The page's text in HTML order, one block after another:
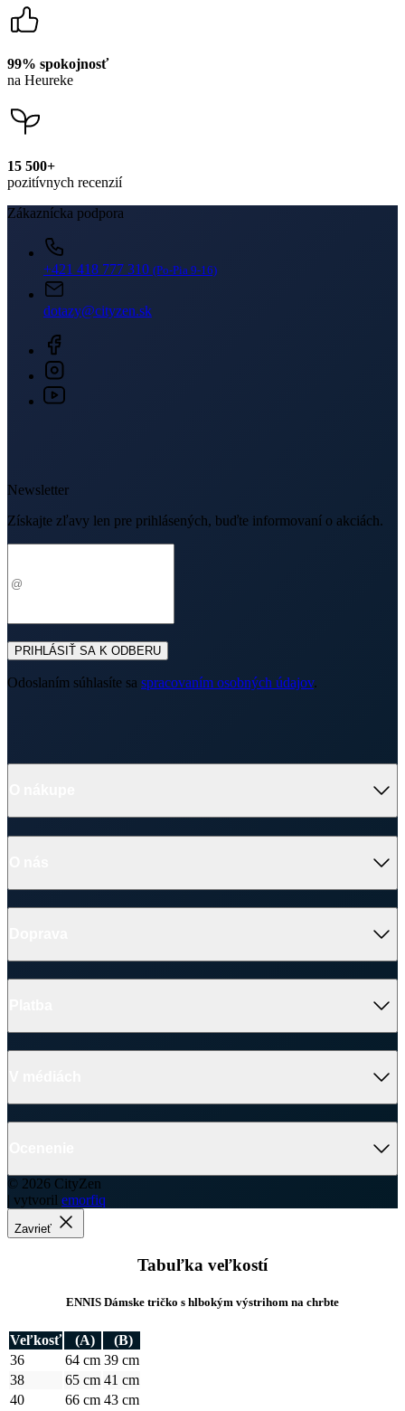
99% spokojnosť
na Heureke
15 500+
pozitívnych recenzií
Zákaznícka podpora
+421 418 777 310 (Po-Pia 9-16)
dotazy@cityzen.sk
Newsletter
Získajte zľavy len pre prihlásených, buďte informovaní o akciách.
PRIHLÁSIŤ SA K ODBERU
Odoslaním súhlasíte sa spracovaním osobných údajov.
© 2026 CityZen
| vytvoril emorfiq
Zavrieť
Tabuľka veľkostí
ENNIS Dámske tričko s hlbokým výstrihom na chrbte
Veľkosť (A)
(B)
36
64 cm 39 cm
38
65 cm 41 cm
40
66 cm 43 cm